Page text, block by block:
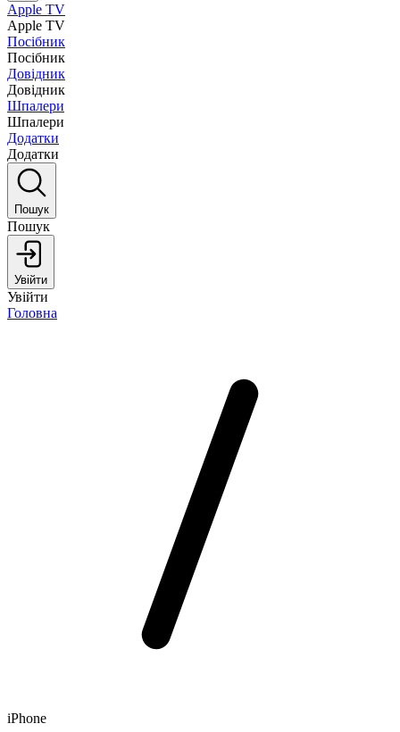
Apple TV
Apple TV
Посібник
Посібник
Довідник
Довідник
Шпалери
Шпалери
Додатки
Додатки
Пошук
Пошук
Увійти
Увійти
Головна
iPhone